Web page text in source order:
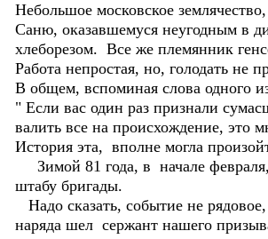
Небольшое московское
Саню, оказавшемуся неугодным в
хлеборезом. Все же племянник
Работа непростая, но, голодать не
В общем, вспоминая слова одного
" Если вас один раз признали
валить все на происхождение, это
История эта, вполне могла
Зимой 81 года, в начале
штабу бригады.
Надо сказать, событие не
наряда шел сержант нашего